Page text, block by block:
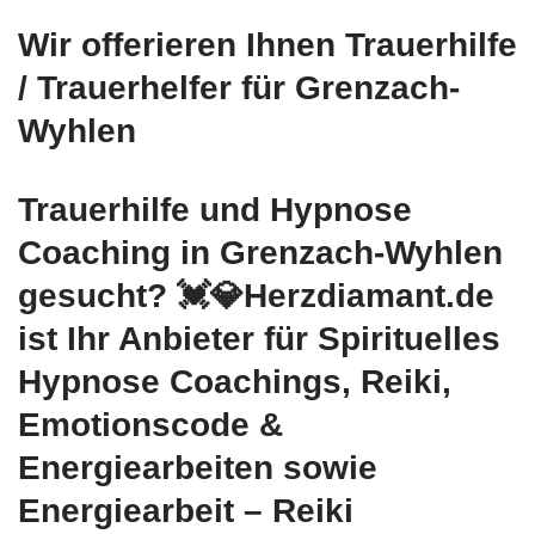
Wir offerieren Ihnen Trauerhilfe
/ Trauerhelfer für Grenzach-
Wyhlen
Trauerhilfe und Hypnose
Coaching in Grenzach-Wyhlen
gesucht? 💓️💎Herzdiamant.de
ist Ihr Anbieter für Spirituelles
Hypnose Coachings, Reiki,
Emotionscode &
Energiearbeiten sowie
Energiearbeit – Reiki